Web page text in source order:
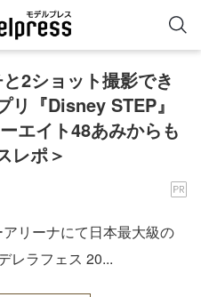
2ショット撮影でき
リ『Disney STEP』
エイト48あみからも
レポ＞
リーナにて日本最大級の
レラフェス 20...